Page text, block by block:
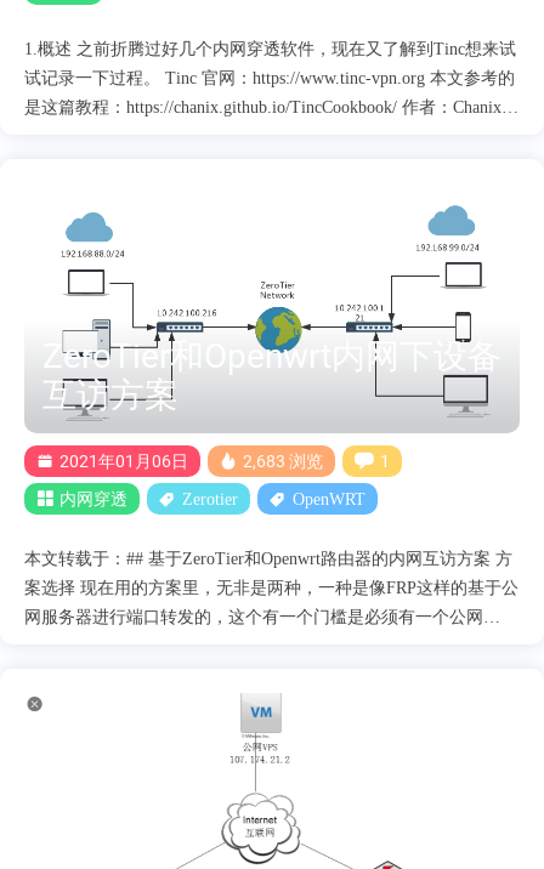
1.概述 之前折腾过好几个内网穿透软件，现在又了解到Tinc想来试
试记录一下过程。 Tinc 官网：https://www.tinc-vpn.org 本文参考的
是这篇教程：https://chanix.github.io/TincCookbook/ 作者：Chanix
认证，ConnectTo 的双方皆需有对方主机的描述文件； 出于稳定原
则，tinc 的版本选择其稳定分支 1.0； 通过互联网建立 VPN（工作
在 IP 层面），使用默认路由器（router）模式即可； 开机即连通
VPN，无需其他操作，降低使用难度； 要能方便的进行主机的增
加和删除，降低维护难度； 搭建环境 公网VPS一台: 做核心主机：
debian9系统 armbian：linux debian9 系统 N1：openwrt 系统 Tinc默
认端口：655 2.核心主机搭建 核心主机：我的是 debian....
ZeroTier和Openwrt内网下设备
互访方案
2021年01月06日 2,683 浏览 1
内网穿透 Zerotier OpenWRT
本文转载于：## 基于ZeroTier和Openwrt路由器的内网互访方案 方
案选择 现在用的方案里，无非是两种，一种是像FRP这样的基于公
网服务器进行端口转发的，这个有一个门槛是必须有一个公网
大堆的端口，对于一些不支持自定义端口的app来说更是痛苦。 另
一种就是类似n2n或者zerotier这样的打洞方式，本质是利用中转服
务器牵线，最终建立二者间的直连，而且zerotier在直连失败的情况
下依然可以提供中转服务，稳定性和速度都很优秀。实际测下来从
公司到家里的网络间延迟大约只有10ms，排掉各级网络设备本身的
延迟，应该就是直连了。 网络拓扑和最终效果 目前我在公司和家